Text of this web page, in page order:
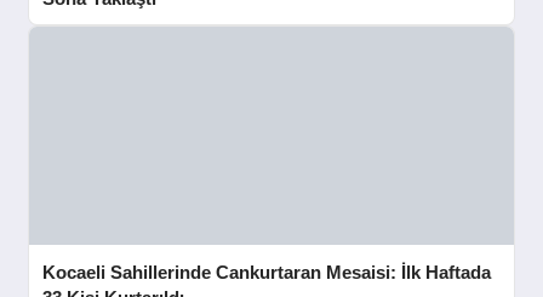
Kocaeli Sahillerinde Cankurtaran Mesaisi: İlk Haftada